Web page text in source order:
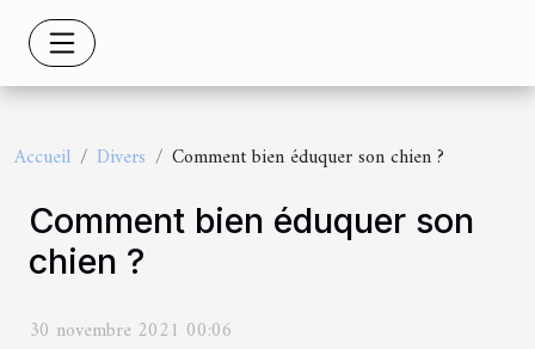
Accueil Divers Comment bien éduquer son chien ?
Comment bien éduquer son
chien ?
30 novembre 2021 00:06